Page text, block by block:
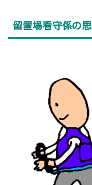
留置場看守係の